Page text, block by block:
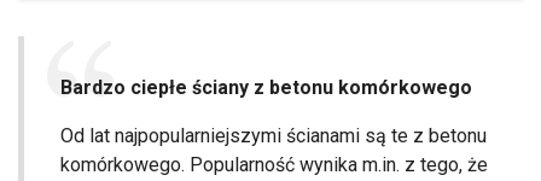
Bardzo ciepłe ściany z betonu komórkowego
Od lat najpopularniejszymi ścianami są te z betonu
komórkowego. Popularność wynika m.in. z tego, że